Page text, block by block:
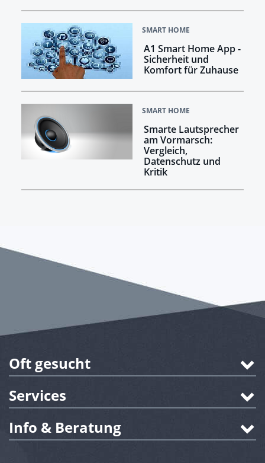
SMART HOME
A1 Smart Home App -
Sicherheit und
Komfort für Zuhause
SMART HOME
Smarte Lautsprecher
am Vormarsch:
Vergleich,
Datenschutz und
Kritik
Oft gesucht
Services
Info & Beratung